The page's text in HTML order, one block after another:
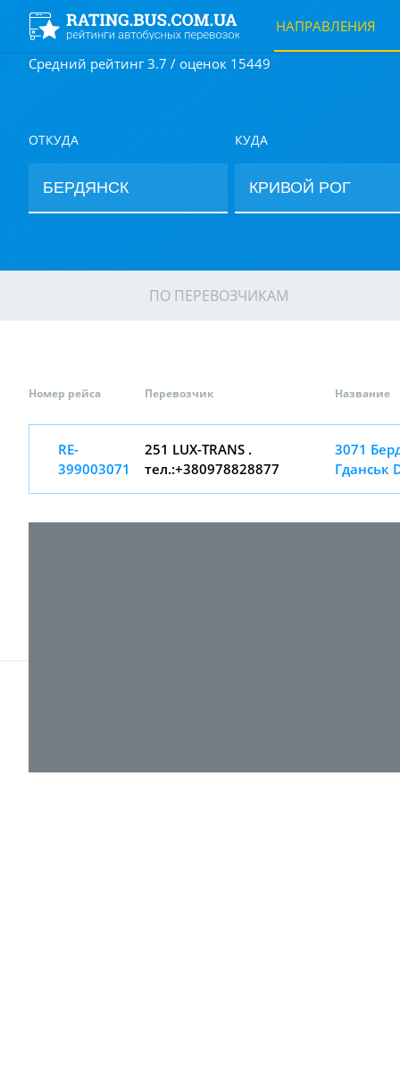
НАПРАВЛЕНИЯ
Средний рейтинг 3.7 / оценок 15449
ОТКУДА КУДА
ПО ПЕРЕВОЗЧИКАМ
Номер рейса Перевозчик Название
RE-
399003071
251 LUX-TRANS .
тел.:+380978828877
3071
Гданськ